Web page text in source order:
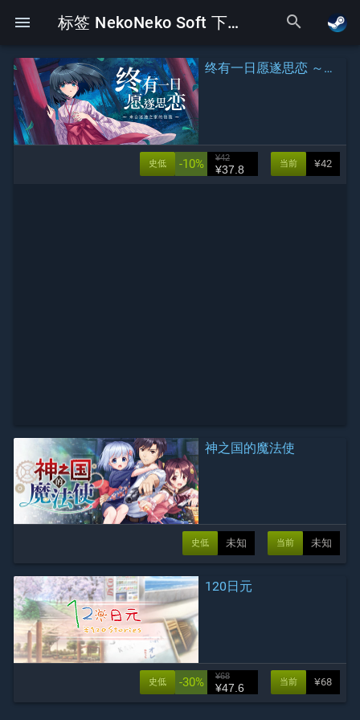
menu 标签 NekoNeko Soft 下的Galgame search
终有一日愿遂思恋 ～来自迷途之家的信笺～
¥42
当前
-10% ¥42
¥37.8
史低
神之国的魔法使
未知
当前
未知
史低
120日元
¥68
当前
-30% ¥68
¥47.6
史低